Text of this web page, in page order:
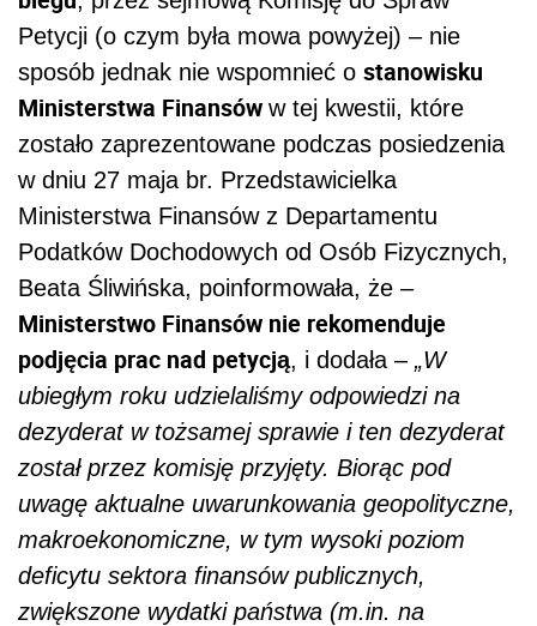
Petycji (o czym była mowa powyżej) – nie
sposób jednak nie wspomnieć o stanowisku
Ministerstwa Finansów w tej kwestii, które
zostało zaprezentowane podczas posiedzenia
w dniu 27 maja br. Przedstawicielka
Ministerstwa Finansów z Departamentu
Podatków Dochodowych od Osób Fizycznych,
Beata Śliwińska, poinformowała, że –
Ministerstwo Finansów nie rekomenduje
podjęcia prac nad petycją, i dodała –„W
ubiegłym roku udzielaliśmy odpowiedzi na
dezyderat w tożsamej sprawie i ten dezyderat
został przez komisję przyjęty. Biorąc pod
uwagę aktualne uwarunkowania geopolityczne,
makroekonomiczne, w tym wysoki poziom
deficytu sektora finansów publicznych,
zwiększone wydatki państwa (m.in. na